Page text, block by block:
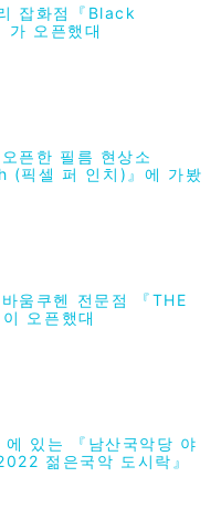
잡화점『Black
가 오픈했대
픈한 필름 현상소
(픽셀 퍼 인치)』에 가봤
움쿠헨 전문점 『THE
오픈했대
에 있는 『남산국악당 야
젊은국악 도시락』